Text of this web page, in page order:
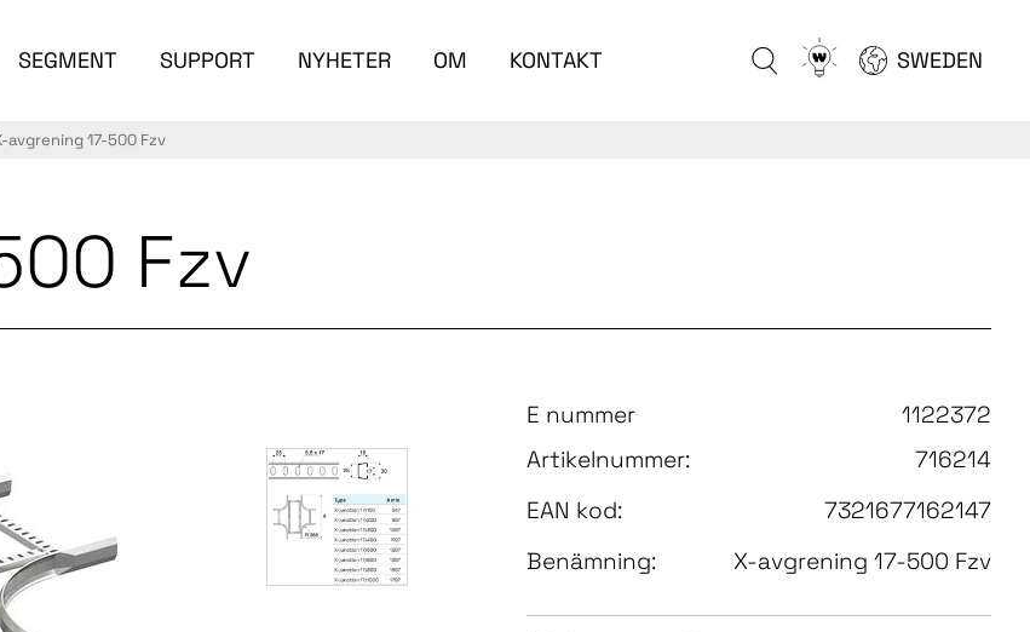
SEGMENT SUPPORT NYHETER OM KONTAKT
Go
to
SWEDEN
avgrening 17-500 Fzv
Fzv
E nummer
1122372
Artikelnummer:
716214
EAN kod:
7321677162147
Benämning:
X-avgrening 17-500 Fzv